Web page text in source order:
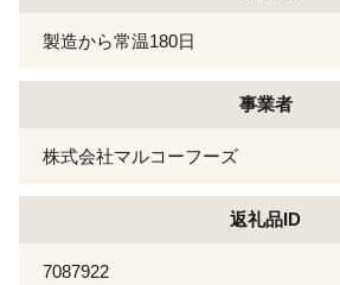
製造から常温180日
事業者
株式会社マルコーフーズ
返礼品ID
7087922